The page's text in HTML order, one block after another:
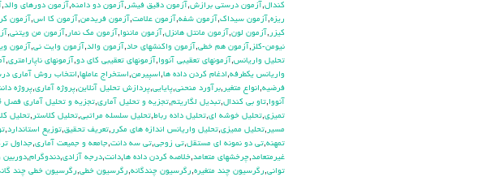
كندال,آزمون درستي برازش,آزمون دقيق فيشر ,آزمون دو دامنه,آزمون دورهاي والد,
ريزه,آزمون سيداك,آزمون شفه,آزمون علامت,آزمون فريدمن,آزمون كا اس,آزمون
كيزر ,آزمون لون,آزمون مانتل هانزل,آزمون ماننوا,آزمون مك نمار ,آزمون من ويتني,
نيومن-كلز ,آزمون هم خطي,آزمون واكنشهاي حاد,آزمون والد,آزمون وايت ني,آزمون
تحليل واريانس,آزمونهاي تعقيبي آنووا,آزمونهاي تعقيبي كاي دو,آزمونهاي ناپارامتري,
واريانس يکطرفه,ادغام كردن داده ها,اسپيرمن,استخراج عاملها,انتخاب روش آماري
فرضيه,انواع متغير ,برآورد منحني,پايايي,پردازش تحليل آنلاين,پروژه آماري,پروژه
آنووا,تاو بي کندال,تبديل لگاريتم,تجزيه و تحليل آماري,تجزيه و تحليل آماري فصل 4
تميزي,تحليل خوشه اي,تحليل داده رباط,تحليل سلسله مراتبي,تحليل كلاستر ,تحليل
مسير ,تحليل مميزي,تحليل واريانس اندازه هاي مكرر ,تعريف تحقيق,توزيع استاندارد,
تمهنه,تي دو نمونه اي مستقل,تي زوجي,تي سه دانت,جامعه و جميعت آماري,جداول
غيرمتعامد,چرخشهاي متعامد,خلاصه كردن داده ها,دانت,درجه آزادي,دندوگرام,
تواني,رگرسيون چند متغيره,رگرسيون چندگانه,رگرسيون خطي,رگرسيون خطي چند